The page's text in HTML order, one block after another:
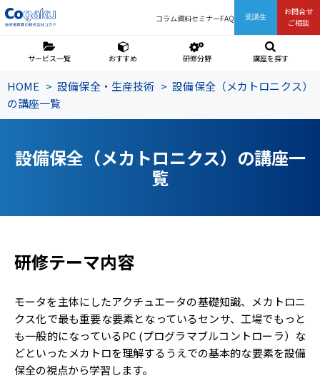
コラム資料セミナーFAQ 受講生
お問合せ
ご相談
サービス一覧 おすすめ 研修分野 講座を探す
HOME 設備保全・生産技術
設備保全（メカトロニクス）
の講座一覧
設備保全（メカトロニクス）の講座一
覧
研修テーマ内容
モータを主体にしたアクチュエータの基礎知識、メカトロニ
クス化で最も重要な要素となっているセンサ、工場でもっと
も一般的になっているPC (プログラマブルコントローラ）な
どといったメカトロを理解するうえでの基本的な要素を設備
保全の視点から学習します。
トヨタ流品質管理 品質
QC的考え方
改善と問題解決 統計的考え方
実験計画法